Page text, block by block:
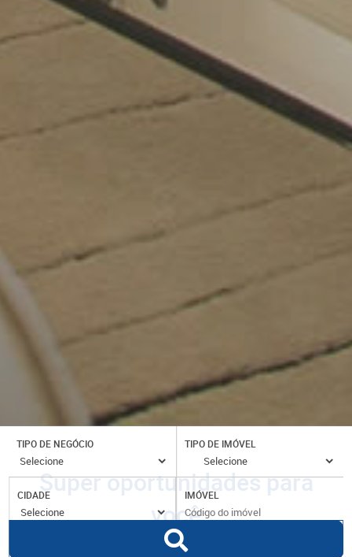
TIPO DE NEGÓCIO TIPO DE IMÓVEL
CIDADE IMÓVEL
Super oportunidades para
você